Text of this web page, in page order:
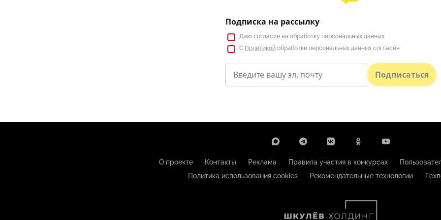
Подписка на рассылку
Даю согласиена обработку персональных данных
С Политикойобработки персональных данных согласен
Подписаться
О проекте Контакты Реклама Правила участия в конкурсах
Политика использования cookies
Рекомендательные технологии